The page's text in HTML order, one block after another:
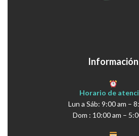
Información
Horario de
Lun a Sáb: 9:00 am –
Dom : 10:00 am –